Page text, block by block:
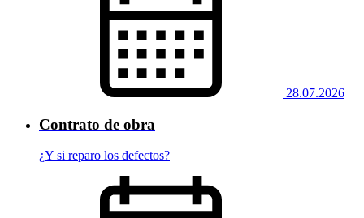
28.07.2026
Contrato de obra
¿Y si reparo los defectos?